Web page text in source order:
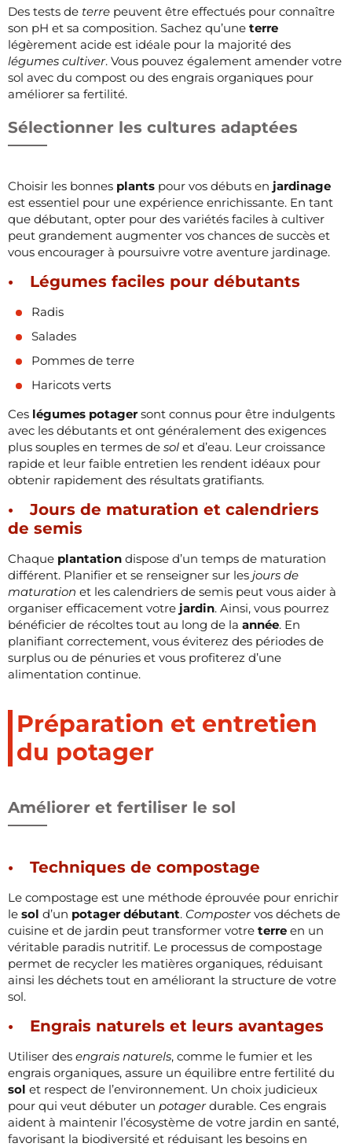
Des tests de terre peuvent être effectués pour connaître
son pH et sa composition. Sachez qu’une terre
légèrement acide est idéale pour la majorité des
légumes cultiver. Vous pouvez également amender votre
sol avec du compost ou des engrais organiques pour
améliorer sa fertilité.
Sélectionner les cultures adaptées
Choisir les bonnes plants pour vos débuts en jardinage
est essentiel pour une expérience enrichissante. En tant
que débutant, opter pour des variétés faciles à cultiver
peut grandement augmenter vos chances de succès et
vous encourager à poursuivre votre aventure jardinage.
Légumes faciles pour débutants
Radis
Salades
Pommes de terre
Haricots verts
Ces légumes potager sont connus pour être indulgents
avec les débutants et ont généralement des exigences
plus souples en termes de sol et d’eau. Leur croissance
rapide et leur faible entretien les rendent idéaux pour
obtenir rapidement des résultats gratifiants.
Jours de maturation et calendriers
de semis
Chaque plantation dispose d’un temps de maturation
différent. Planifier et se renseigner sur les jours de
maturation et les calendriers de semis peut vous aider à
organiser efficacement votre jardin. Ainsi, vous pourrez
bénéficier de récoltes tout au long de la année. En
planifiant correctement, vous éviterez des périodes de
surplus ou de pénuries et vous profiterez d’une
alimentation continue.
Préparation et entretien
du potager
Améliorer et fertiliser le sol
Techniques de compostage
Le compostage est une méthode éprouvée pour enrichir
le sol d’un potager débutant. Compostervos déchets de
cuisine et de jardin peut transformer votre terre en un
véritable paradis nutritif. Le processus de compostage
permet de recycler les matières organiques, réduisant
ainsi les déchets tout en améliorant la structure de votre
sol.
Engrais naturels et leurs avantages
Utiliser des engrais naturels, comme le fumier et les
engrais organiques, assure un équilibre entre fertilité du
sol et respect de l’environnement. Un choix judicieux
pour qui veut débuter un potagerdurable. Ces engrais
aident à maintenir l’écosystème de votre jardin en santé,
favorisant la biodiversité et réduisant les besoins en